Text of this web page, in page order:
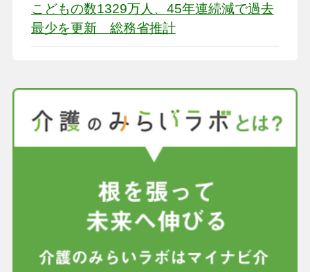
こどもの数1329万人、45年連続減で過去
最少を更新 総務省推計